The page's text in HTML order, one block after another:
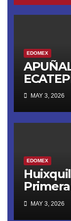
EDOMEX
UN
PRISIÓN
MAY 3, 2026
EDOMEX
MAY 3, 2026